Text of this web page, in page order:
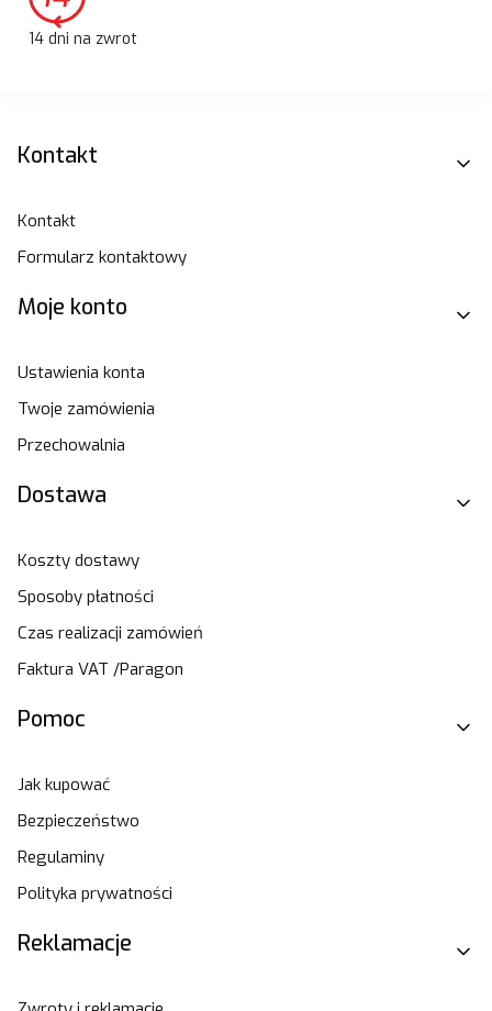
14 dni na zwrot
Linki w stopce
Kontakt
Kontakt
Formularz kontaktowy
Moje konto
Ustawienia konta
Twoje zamówienia
Przechowalnia
Dostawa
Koszty dostawy
Sposoby płatności
Czas realizacji zamówień
Faktura VAT /Paragon
Pomoc
Jak kupować
Bezpieczeństwo
Regulaminy
Polityka prywatności
Reklamacje